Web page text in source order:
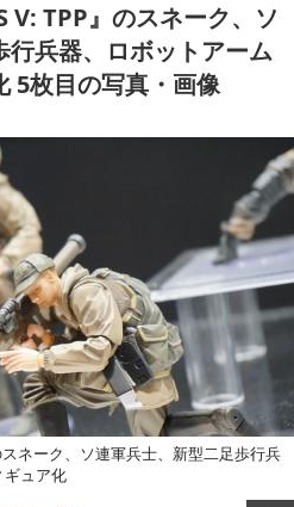
V: TPP』のスネーク、ソ
兵器、ロボットアーム
5枚目の写真・画像
スネーク、ソ連軍兵士、新型二足歩行兵
ギュア化